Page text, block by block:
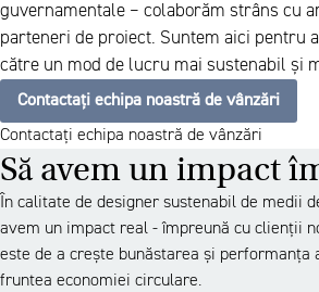
guvernamentale – colaborăm strâns cu
parteneri de proiect. Suntem aici pentru
către un mod de lucru mai sustenabil și
Contactați echipa noastră de vânzări
Contactați echipa noastră de vânzări
Să avem un impact
În calitate de designer sustenabil de medii
avem un impact real - împreună cu clienții
este de a crește bunăstarea și performanța
fruntea economiei circulare.